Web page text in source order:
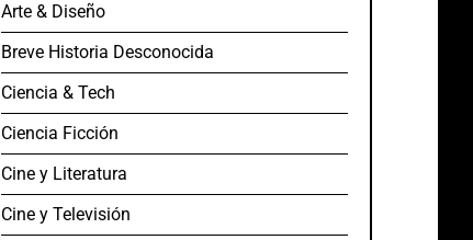
Arte & Diseño
Breve Historia Desconocida
Ciencia & Tech
Ciencia Ficción
Cine y Literatura
Cine y Televisión